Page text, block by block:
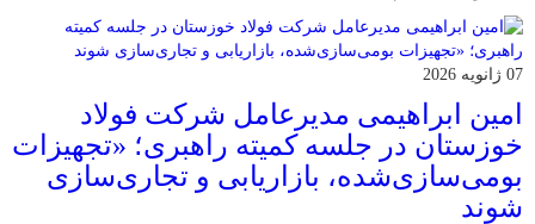
07 ژانویه 2026
امین ابراهیمی مدیرعامل شرکت فولاد
خوزستان در جلسه کمیته راهبری؛ «تجهیزات
بومی‌سازی‌شده، بازاریابی و تجاری‌سازی
شوند